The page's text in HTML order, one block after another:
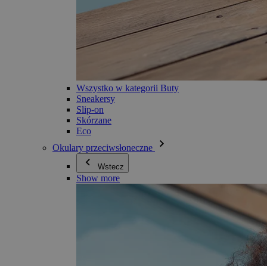
Wszystko w kategorii Buty
Sneakersy
Slip-on
Skórzane
Eco
Okulary przeciwsłoneczne
Wstecz
Show more